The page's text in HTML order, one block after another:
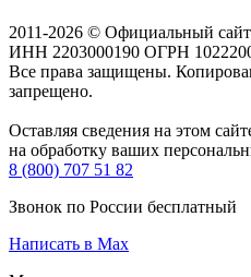
2011-2026 © Официальный
ИНН 2203000190 ОГРН
Все права защищены.
запрещено.
Оставляя сведения на этом
на обработку ваших
8 (800) 707 51 82
Звонок по России бесплатный
Написать в Max